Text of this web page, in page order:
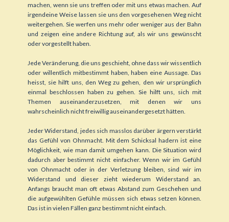
machen, wenn sie uns treffen oder mit uns etwas machen. Auf
irgendeine Weise lassen sie uns den vorgesehenen Weg nicht
weitergehen. Sie werfen uns mehr oder weniger aus der Bahn
und zeigen eine andere Richtung auf, als wir uns gewünscht
oder vorgestellt haben.
Jede Veränderung, die uns geschieht, ohne dass wir wissentlich
oder willentlich mitbestimmt haben, haben eine Aussage. Das
heisst, sie hilft uns, den Weg zu gehen, den wir ursprünglich
einmal beschlossen haben zu gehen. Sie hilft uns, sich mit
Themen auseinanderzusetzen, mit denen wir uns
wahrscheinlich nicht freiwillig auseinandergesetzt hätten.
Jeder Widerstand, jedes sich masslos darüber ärgern verstärkt
das Gefühl von Ohnmacht. Mit dem Schicksal hadern ist eine
Möglichkeit, wie man damit umgehen kann. Die Situation wird
dadurch aber bestimmt nicht einfacher. Wenn wir im Gefühl
von Ohnmacht oder in der Verletzung bleiben, sind wir im
Widerstand und dieser zieht wiederum Widerstand an.
Anfangs braucht man oft etwas Abstand zum Geschehen und
die aufgewühlten Gefühle müssen sich etwas setzen können.
Das ist in vielen Fällen ganz bestimmt nicht einfach.